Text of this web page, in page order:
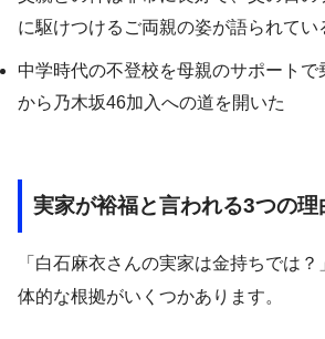
に駆けつけるご両親の姿が語られてい
中学時代の不登校を母親のサポートで
から乃木坂46加入への道を開いた
実家が裕福と言われる3つの理
「白石麻衣さんの実家は金持ちでは
体的な根拠がいくつかあります。